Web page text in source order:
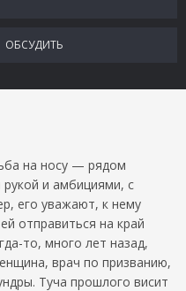
ОБСУДИТЬ
на носу — рядом
рукой и амбициями, с
его уважают, к нему
отправиться на край
то, много лет назад,
врач по призванию,
Туча прошлого висит